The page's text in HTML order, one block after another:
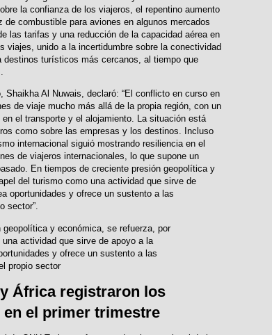
la confianza de los viajeros, el repentino aumento
combustible para aviones en algunos mercados
las tarifas y una reducción de la capacidad aérea en
viajes, unido a la incertidumbre sobre la conectividad
destinos turísticos más cercanos, al tiempo que
Shaikha Al Nuwais, declaró: “El conflicto en curso en
de viaje mucho más allá de la propia región, con un
el transporte y el alojamiento. La situación está
como sobre las empresas y los destinos. Incluso
internacional siguió mostrando resiliencia en el
de viajeros internacionales, lo que supone un
En tiempos de creciente presión geopolítica y
del turismo como una actividad que sirve de
oportunidades y ofrece un sustento a las
sector”.
y económica, se refuerza, por
actividad que sirve de apoyo a la
y ofrece un sustento a las
propio sector
África registraron los
el primer trimestre